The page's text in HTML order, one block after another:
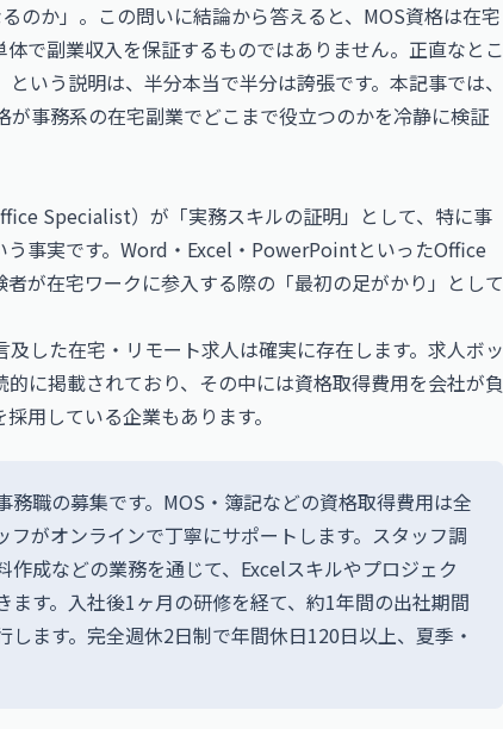
のか」。この問いに結論から答えると、MOS資格は在宅
で副業収入を保証するものではありません。正直なとこ
いう説明は、半分本当で半分は誇張です。本記事では、
事務系の在宅副業でどこまで役立つのかを冷静に検証
Specialist）が「実務スキルの証明」として、特に事
事実です。Word・Excel・PowerPointといったOffice
が在宅ワークに参入する際の「最初の足がかり」として
した在宅・リモート求人は確実に存在します。求人ボッ
に掲載されており、その中には資格取得費用を会社が負
用している企業もあります。
職の募集です。MOS・簿記などの資格取得費用は全
がオンラインで丁寧にサポートします。スタッフ調
成などの業務を通じて、Excelスキルやプロジェク
ます。入社後1ヶ月の研修を経て、約1年間の出社期間
ます。完全週休2日制で年間休日120日以上、夏季・